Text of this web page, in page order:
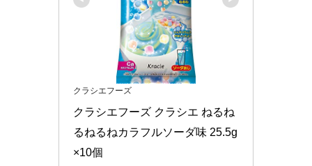
クラシエフーズ
クラシエフーズ クラシエ ねるね
るねるねカラフルソーダ味 25.5g
×10個